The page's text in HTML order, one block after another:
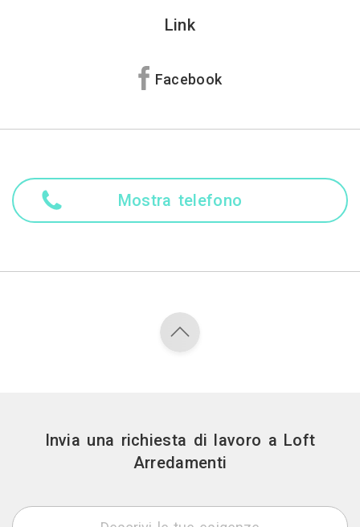
Link
Facebook
Mostra telefono
Invia una richiesta di lavoro a Loft
Arredamenti